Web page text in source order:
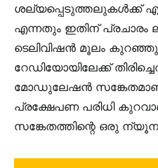
ശല്യപ്പെടുത്തലുകൾക്ക്
എന്നതും ഇതിന് പ്രചാരം
ടെലിവിഷൻ മൂലം
റേഡിയോയിലേക്ക്
മോഡുലേഷൻ
പ്രക്ഷേപണ പരിധി
സങ്കേതത്തിന്റെ ഒരു